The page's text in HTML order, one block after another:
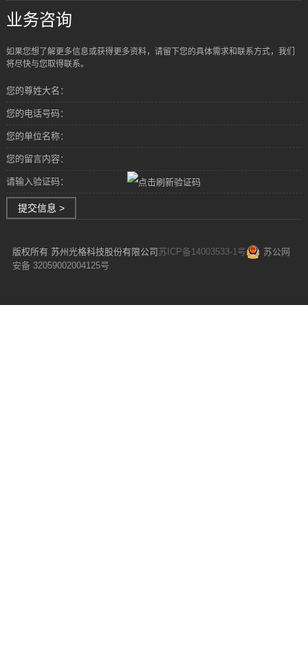
业务咨询
如果您想了解更多信息或获得更多资料，请留下您的具体需求和联系方式，我们
将尽快与您取得联系。
您的尊姓大名：
您的电话号码：
您的单位名称：
您的留言内容：
请输入验证码：
提交信息 >
版权所有 苏州光格科技股份有限公司苏ICP备14003533-1号
苏公网
安备 32059002004125号